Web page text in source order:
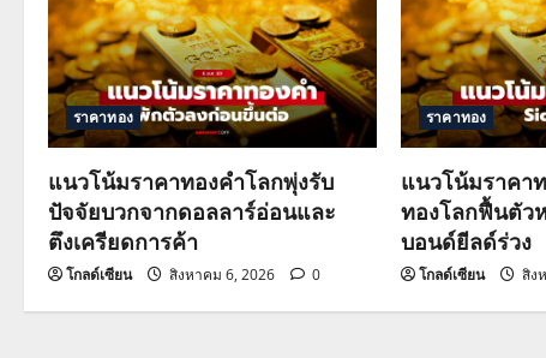
v
i
g
a
t
i
ราคาทอง
แนวโน้มราคาทองคำโลกพุ่งรับ
ปัจจัยบวกจากดอลลาร์อ่อนและ
ตึงเครียดการค้า
โกลด์เซียน สิงหาคม 6, 2026 0
ราคาทอง
แนวโน้มราคา
ทองโลกฟื้นตัว
บอนด์ยีลด์ร่วง
โกลด์เซียน สิง